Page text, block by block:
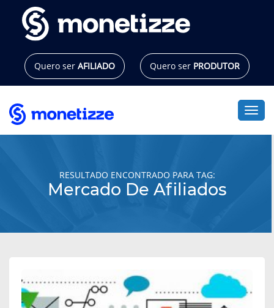
Pular
para
Quero ser AFILIADO Quero ser PRODUTOR
RESULTADO ENCONTRADO PARA TAG:
Mercado De Afiliados